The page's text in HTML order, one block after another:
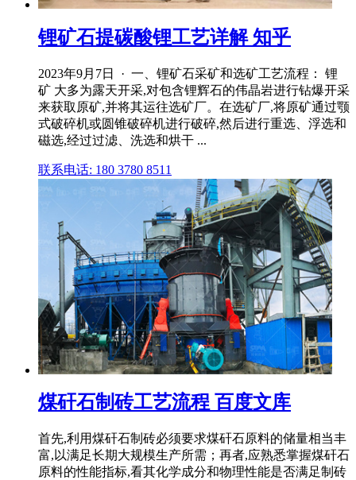
锂矿石提碳酸锂工艺详解 知乎
2023年9月7日 · 一、锂矿石采矿和选矿工艺流程： 锂
矿 大多为露天开采,对包含锂辉石的伟晶岩进行钻爆开采
来获取原矿,并将其运往选矿厂。在选矿厂,将原矿通过颚
式破碎机或圆锥破碎机进行破碎,然后进行重选、浮选和
磁选,经过过滤、洗选和烘干 ...
联系电话: 180 3780 8511
煤矸石制砖工艺流程 百度文库
首先,利用煤矸石制砖必须要求煤矸石原料的储量相当丰
富,以满足长期大规模生产所需；再者,应熟悉掌握煤矸石
原料的性能指标,看其化学成分和物理性能是否满足制砖